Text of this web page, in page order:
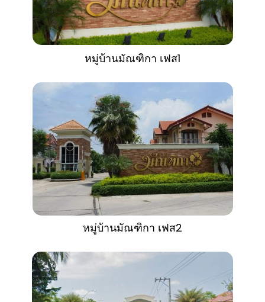
หมู่บ้านมัณฑิกา เฟส1
หมู่บ้านมัณฑิกา เฟส2